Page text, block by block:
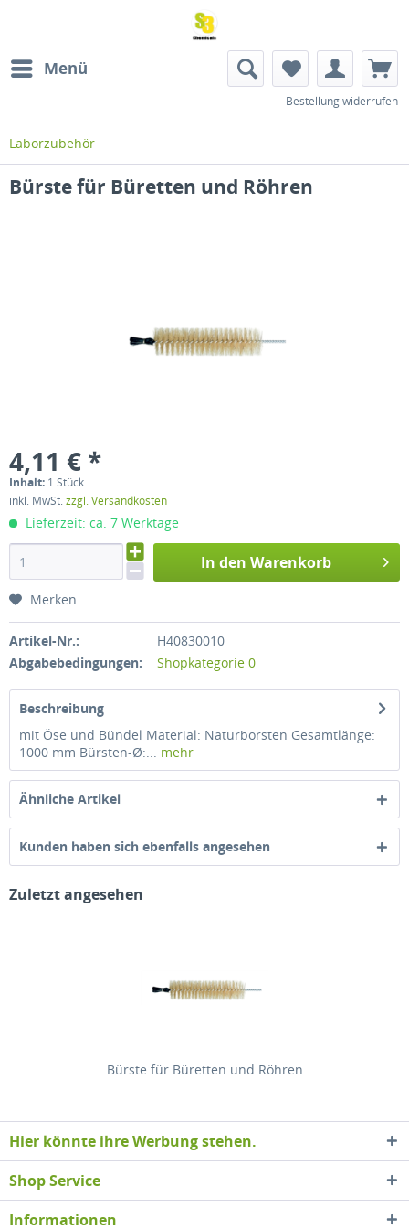
Menü
Bestellung widerrufen
Laborzubehör
Bürste für Büretten und Röhren
4,11 € *
Inhalt: 1 Stück
inkl. MwSt.zzgl. Versandkosten
Lieferzeit: ca. 7 Werktage
In den Warenkorb
Merken
Artikel-Nr.:
H40830010
Abgabebedingungen:
Shopkategorie 0
Beschreibung
mit Öse und Bündel Material: Naturborsten Gesamtlänge:
1000 mm Bürsten-Ø:... mehr
Ähnliche Artikel
Kunden haben sich ebenfalls angesehen
Zuletzt angesehen
Bürste für Büretten und Röhren
Hier könnte ihre Werbung stehen.
Shop Service
Informationen